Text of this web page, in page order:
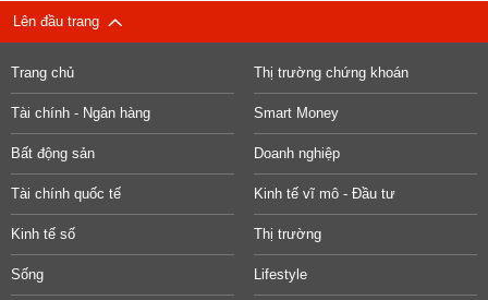
Lên đầu trang
Trang chủ Thị trường chứng khoán
Tài chính - Ngân hàng Smart Money
Bất động sản Doanh nghiệp
Tài chính quốc tế Kinh tế vĩ mô - Đầu tư
Kinh tế số Thị trường
Sống Lifestyle